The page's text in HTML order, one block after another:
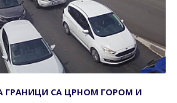
ГРАНИЦИ СА ЦРНОМ ГОРОМ И